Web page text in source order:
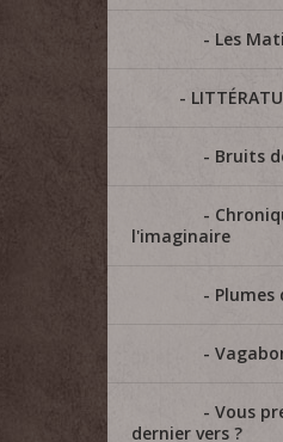
Les
Bruits
l'imaginaire
Plumes
Vous
dernier vers ?